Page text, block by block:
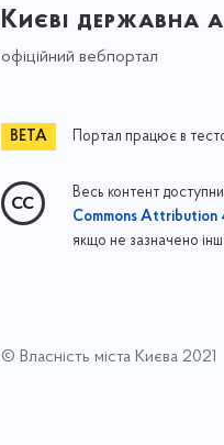
Києві державна
офіційний вебпортал
Портал працює в
Весь контент
Commons Attribution
якщо не зазначено
© Власність міста Києва 2021